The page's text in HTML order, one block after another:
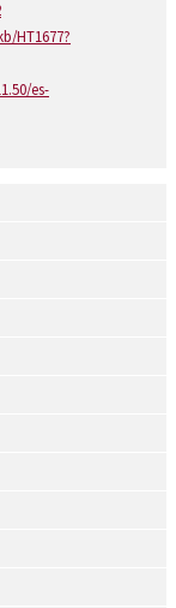
HT1677?
es-